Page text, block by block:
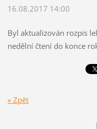
16.08.2017 14:00
Byl aktualizován rozpis
nedělní čtení do konce
« Zpět